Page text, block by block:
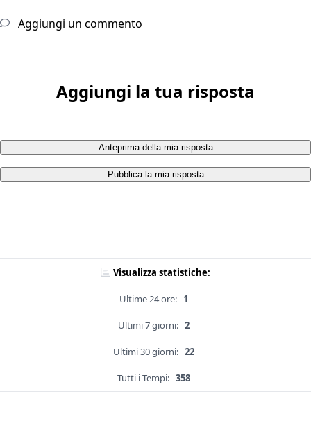
Aggiungi un commento
Aggiungi la tua risposta
Anteprima della mia risposta
Pubblica la mia risposta
Visualizza statistiche:
Ultime 24 ore: 1
Ultimi 7 giorni: 2
Ultimi 30 giorni: 22
Tutti i Tempi: 358